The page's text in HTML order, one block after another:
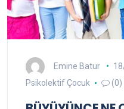
Emine Batur
Psikolektif Çocuk
(0)